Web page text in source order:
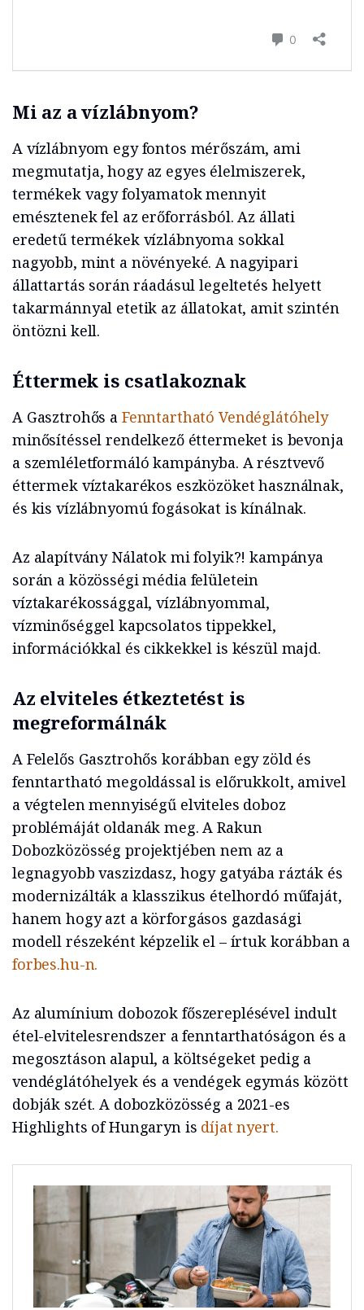
Mi az a vízlábnyom?
A vízlábnyom egy fontos mérőszám, ami
megmutatja, hogy az egyes élelmiszerek,
termékek vagy folyamatok mennyit
emésztenek fel az erőforrásból. Az állati
eredetű termékek vízlábnyoma sokkal
nagyobb, mint a növényeké. A nagyipari
állattartás során ráadásul legeltetés helyett
takarmánnyal etetik az állatokat, amit szintén
öntözni kell.
Éttermek is csatlakoznak
A Gasztrohős a Fenntartható Vendéglátóhely
minősítéssel rendelkező éttermeket is bevonja
a szemléletformáló kampányba. A résztvevő
éttermek víztakarékos eszközöket használnak,
és kis vízlábnyomú fogásokat is kínálnak.
Az alapítvány Nálatok mi folyik?! kampánya
során a közösségi média felületein
víztakarékossággal, vízlábnyommal,
vízminőséggel kapcsolatos tippekkel,
információkkal és cikkekkel is készül majd.
Az elviteles étkeztetést is
megreformálnák
A Felelős Gasztrohős korábban egy zöld és
fenntartható megoldással is előrukkolt, amivel
a végtelen mennyiségű elviteles doboz
problémáját oldanák meg. A Rakun
Dobozközösség projektjében nem az a
legnagyobb vaszizdasz, hogy gatyába rázták és
modernizálták a klasszikus ételhordó műfaját,
hanem hogy azt a körforgásos gazdasági
modell részeként képzelik el – írtuk korábban a
forbes.hu-n.
Az alumínium dobozok főszereplésével indult
étel-elvitelesrendszer a fenntarthatóságon és a
megosztáson alapul, a költségeket pedig a
vendéglátóhelyek és a vendégek egymás között
dobják szét. A dobozközösség a 2021-es
Highlights of Hungaryn is díjat nyert.